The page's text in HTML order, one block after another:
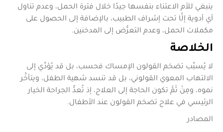
ينبغي للأم الاعتناء بنفسها جيدًا خلال فترة الحمل، وعدم تناول
أي أدوية إلَّا تحت إشراف الطبيب، بالإضافة إلى الحصول على
مكملات الحمل، وعدم التعرُّض إلى المدخنين.
الخلاصة
لا يُسبِّب تضخم القولون الإمساك فحسب، بل قد يُؤدِّي إلى
الالتهاب المعوي القولوني، بل قد تنسد شهية الطفل، ويتأخَّر
نموه، ومِنْ ثَمَّ تكون الحاجة إلى العلاج، إذ تُعدُّ الجراحة الخيار
الرئيسي في علاج تضخم القولون عند الأطفال.
المصادر